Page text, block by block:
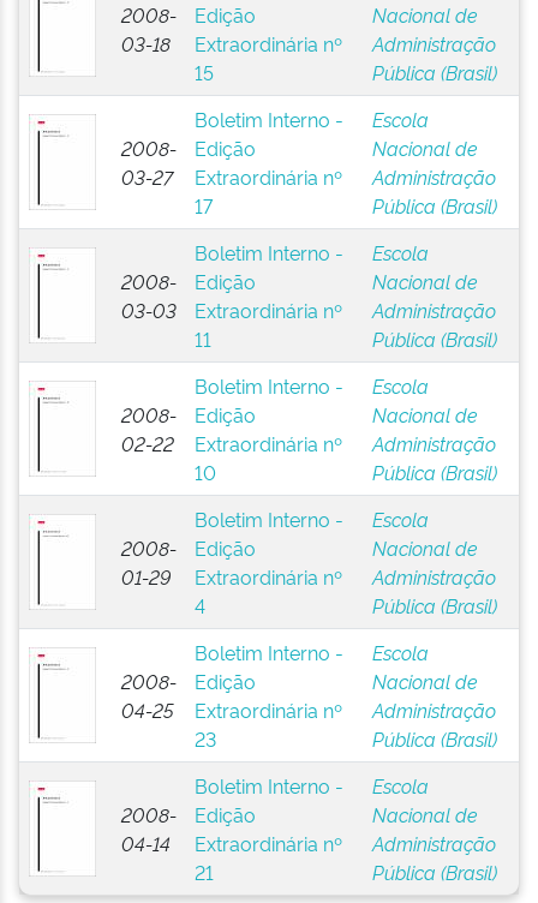
2008-
03-18
Edição
Extraordinária nº
15
Nacional de
Administração
Pública (Brasil)
2008-
03-27
Boletim Interno -
Edição
Extraordinária nº
17
Escola
Nacional de
Administração
Pública (Brasil)
2008-
03-03
Boletim Interno -
Edição
Extraordinária nº
11
Escola
Nacional de
Administração
Pública (Brasil)
2008-
02-22
Boletim Interno -
Edição
Extraordinária nº
10
Escola
Nacional de
Administração
Pública (Brasil)
2008-
01-29
Boletim Interno -
Edição
Extraordinária nº
4
Escola
Nacional de
Administração
Pública (Brasil)
2008-
04-25
Boletim Interno -
Edição
Extraordinária nº
23
Escola
Nacional de
Administração
Pública (Brasil)
2008-
04-14
Boletim Interno -
Edição
Extraordinária nº
21
Escola
Nacional de
Administração
Pública (Brasil)